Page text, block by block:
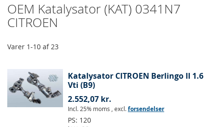
OEM Katalysator (KAT) 0341N7
CITROEN
Varer 1-10 af23
Katalysator CITROEN Berlingo II 1.6
Vti (B9)
2.552,07 kr.
Incl. 25% moms , excl.forsendelser
PS: 120